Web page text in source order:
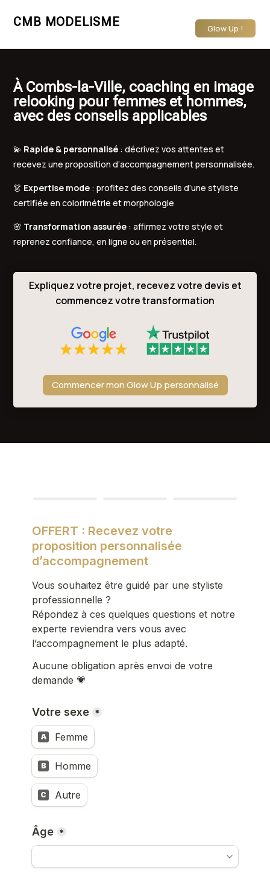
CMB MODELISME Glow Up !
À Combs-la-Ville, coaching en image
relooking pour femmes et hommes,
avec des conseils applicables
💫 Rapide & personnalisé : décrivez vos attentes et
recevez une proposition d’accompagnement personnalisée.
👗 Expertise mode : profitez des conseils d’une styliste
certifiée en colorimétrie et morphologie
🌸 Transformation assurée : affirmez votre style et
reprenez confiance, en ligne ou en présentiel.
Expliquez votre projet, recevez votre devis et
commencez votre transformation
Commencer mon Glow Up personnalisé